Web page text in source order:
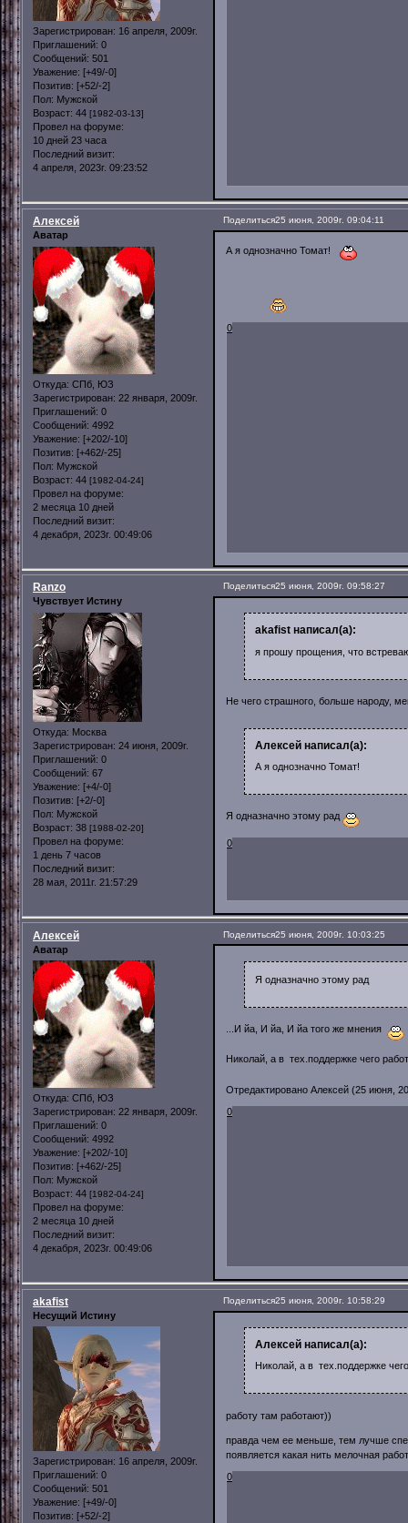
Зарегистрирован: 16 апреля, 2009г.
Приглашений: 0
Сообщений: 501
Уважение: [+49/-0]
Позитив: [+52/-2]
Пол: Мужской
Возраст: 44 [1982-03-13]
Провел на форуме:
10 дней 23 часа
Последний визит:
4 апреля, 2023г. 09:23:52
Поделиться25 июня, 2009г. 09:04:11
Алексей
Аватар
Откуда: СПб, ЮЗ
Зарегистрирован: 22 января, 2009г.
Приглашений: 0
Сообщений: 4992
Уважение: [+202/-10]
Позитив: [+462/-25]
Пол: Мужской
Возраст: 44 [1982-04-24]
Провел на форуме:
2 месяца 10 дней
Последний визит:
4 декабря, 2023г. 00:49:06
А я однозначно Томат!
0
Поделиться25 июня, 2009г. 09:58:27
Ranzo
Чувствует Истину
Откуда: Москва
Зарегистрирован: 24 июня, 2009г.
Приглашений: 0
Сообщений: 67
Уважение: [+4/-0]
Позитив: [+2/-0]
Пол: Мужской
Возраст: 38 [1988-02-20]
Провел на форуме:
1 день 7 часов
Последний визит:
28 мая, 2011г. 21:57:29
akafist написал(а):
я прошу прощения, что
Не чего страшного, больше народу,
Алексей написал(а):
А я однозначно Томат!
Я одназначно этому рад
0
Поделиться25 июня, 2009г. 10:03:25
Алексей
Аватар
Откуда: СПб, ЮЗ
Зарегистрирован: 22 января, 2009г.
Приглашений: 0
Сообщений: 4992
Уважение: [+202/-10]
Позитив: [+462/-25]
Пол: Мужской
Возраст: 44 [1982-04-24]
Провел на форуме:
2 месяца 10 дней
Последний визит:
4 декабря, 2023г. 00:49:06
Я одназначно этому рад
...И йа, И йа, И йа того же мнения
Николай, а в тех.поддержке чего
Отредактировано Алексей (25 июня,
0
Поделиться25 июня, 2009г. 10:58:29
akafist
Несущий Истину
Зарегистрирован: 16 апреля, 2009г.
Приглашений: 0
Сообщений: 501
Уважение: [+49/-0]
Позитив: [+52/-2]
Алексей написал(а):
Николай, а в тех.поддержке
работу там работают))
правда чем ее меньше, тем лучше
появляется какая нить мелочная
0